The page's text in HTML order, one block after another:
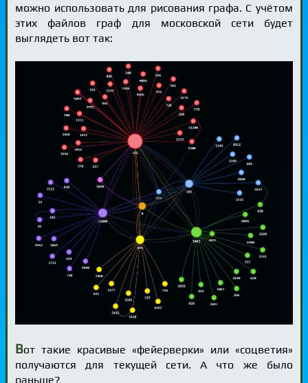
можно использовать для рисования графа. С учётом
этих файлов граф для московской сети будет
выглядеть вот так:
Вот такие красивые «фейерверки» или «соцветия»
получаются для текущей сети. А что же было
раньше?